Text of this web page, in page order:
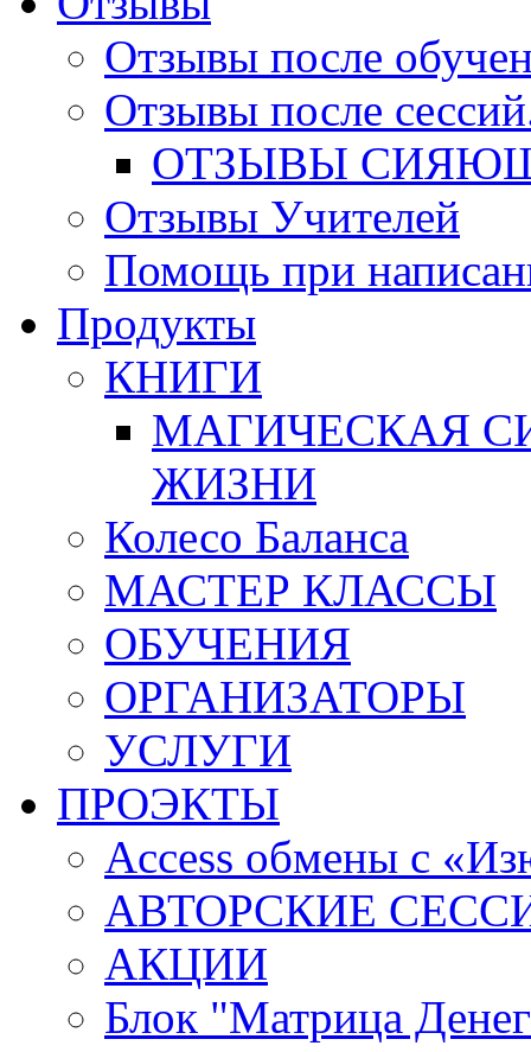
Отзывы после
Отзывы после
ОТЗЫВЫ
Отзывы Учителей
Помощь при
Продукты
КНИГИ
МАГИЧЕСКАЯ
ЖИЗНИ
Колесо Баланса
МАСТЕР КЛАССЫ
ОБУЧЕНИЯ
ОРГАНИЗАТОРЫ
УСЛУГИ
ПРОЭКТЫ
Access обмены с
АВТОРСКИЕ
АКЦИИ
Блок "Матрица